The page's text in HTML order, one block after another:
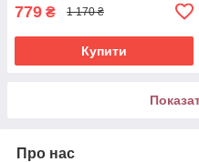
779 ₴ 1 170 ₴
Купити
Про нас